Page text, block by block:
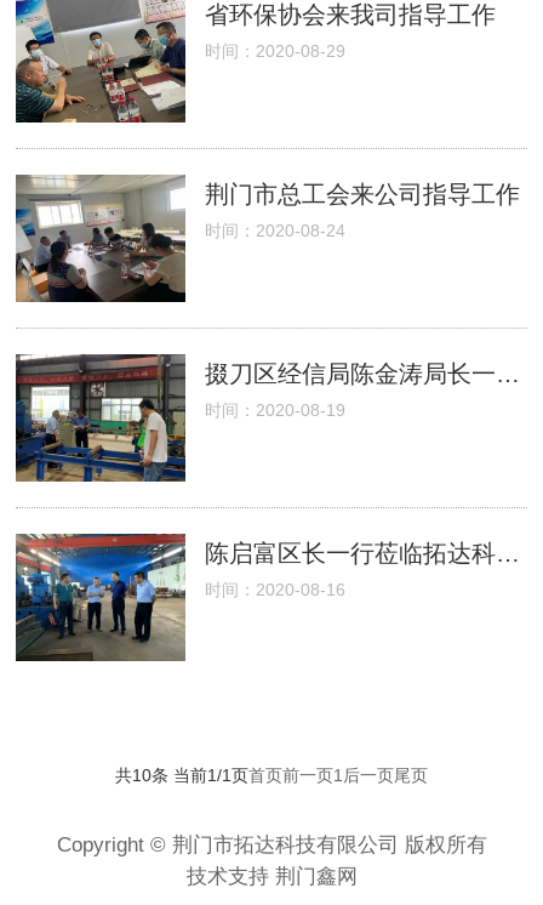
省环保协会来我司指导工作
时间：2020-08-29
荆门市总工会来公司指导工作
时间：2020-08-24
掇刀区经信局陈金涛局长一行来厂指导工作
时间：2020-08-19
陈启富区长一行莅临拓达科技指导工作
时间：2020-08-16
共10条 当前1/1页首页前一页1 后一页尾页
Copyright © 荆门市拓达科技有限公司 版权所有
技术支持 荆门鑫网